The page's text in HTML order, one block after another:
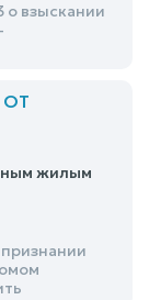
о взыскании
ОТ
жилым